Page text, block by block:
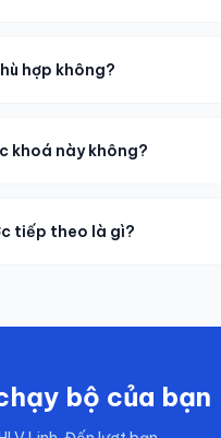
hợp không?
khoá này không?
tiếp theo là gì?
bộ của bạn